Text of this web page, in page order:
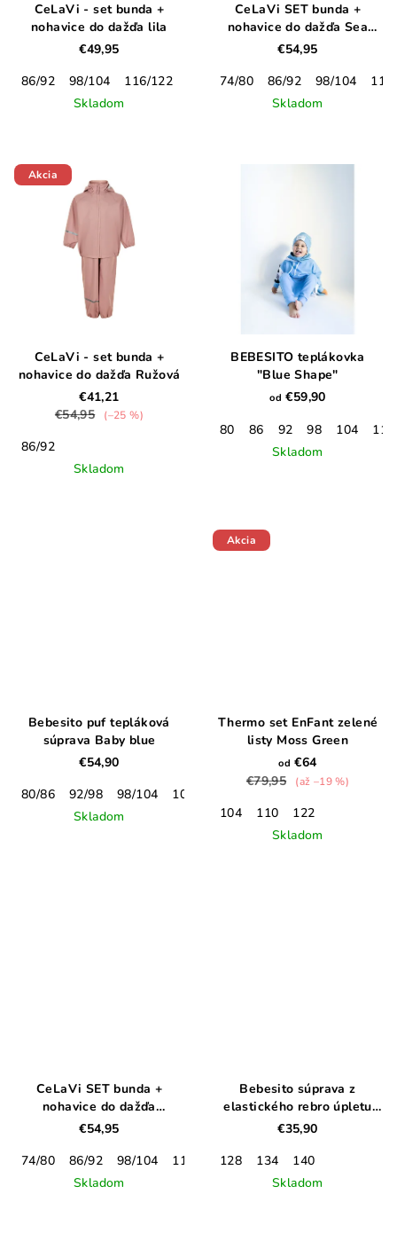
CeLaVi - set bunda +
nohavice do dažďa lila
€49,95
86/92
98/104 116/122
128/134
Skladom
CeLaVi SET bunda +
nohavice do dažďa Sea
Turtle
€54,95
74/80
86/92 98/104
110
Skladom
Akcia
CeLaVi - set bunda +
nohavice do dažďa Ružová
€41,21
€54,95
(–25 %)
86/92
Skladom
BEBESITO teplákovka
"Blue Shape"
od €59,90
80
86 92 98 104
110
Skladom
Bebesito puf tepláková
súprava Baby blue
€54,90
80/86
92/98 98/104 104/110
Skladom
Akcia
Thermo set EnFant zelené
listy Moss Green
od €64
€79,95
(až –19 %)
104 110
122
Skladom
CeLaVi SET bunda +
nohavice do dažďa
Moonscape
€54,95
74/80
86/92 98/104 116/122
128/134
Skladom
Bebesito súprava z
elastického rebro úpletu
modrá
€35,90
128
134
140
Skladom